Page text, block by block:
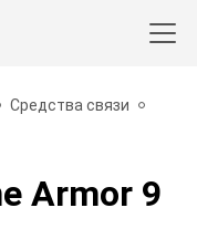
Средства связи
Armor 9